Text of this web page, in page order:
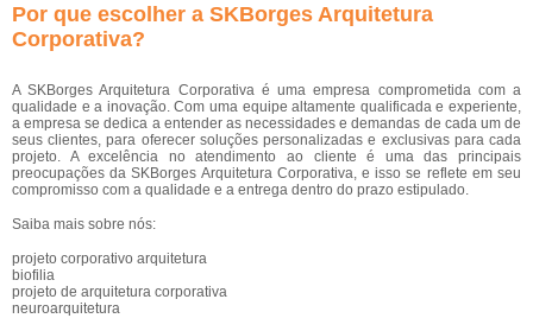
Por que escolher a SKBorges Arquitetura
Corporativa?
A SKBorges Arquitetura Corporativa é uma empresa comprometida com a
qualidade e a inovação. Com uma equipe altamente qualificada e experiente,
a empresa se dedica a entender as necessidades e demandas de cada um de
seus clientes, para oferecer soluções personalizadas e exclusivas para cada
projeto. A excelência no atendimento ao cliente é uma das principais
preocupações da SKBorges Arquitetura Corporativa, e isso se reflete em seu
compromisso com a qualidade e a entrega dentro do prazo estipulado.
Saiba mais sobre nós:
projeto corporativo arquitetura
biofilia
projeto de arquitetura corporativa
neuroarquitetura